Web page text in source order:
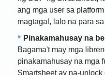
ang mga user sa
magtagal, lalo na para
Pinakamahusay na
Bagama't may mga
pinakamahusay na mga
Smartsheet ay na-